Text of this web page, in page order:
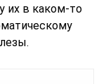
их в каком-то